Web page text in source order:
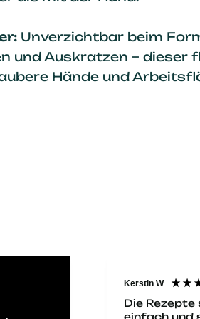
Unverzichtbar beim
und Auskratzen – dieser
Hände und
und schnell
Werner D
Ich backe
selber und